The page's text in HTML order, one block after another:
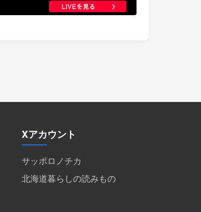
Xアカウント
サッポロノチカ
北海道暮らしの読みもの